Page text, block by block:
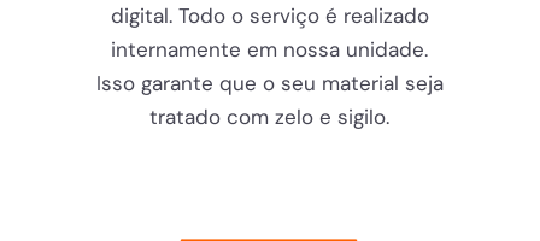
digital. Todo o serviço é realizado
internamente em nossa unidade.
Isso garante que o seu material seja
tratado com zelo e sigilo.